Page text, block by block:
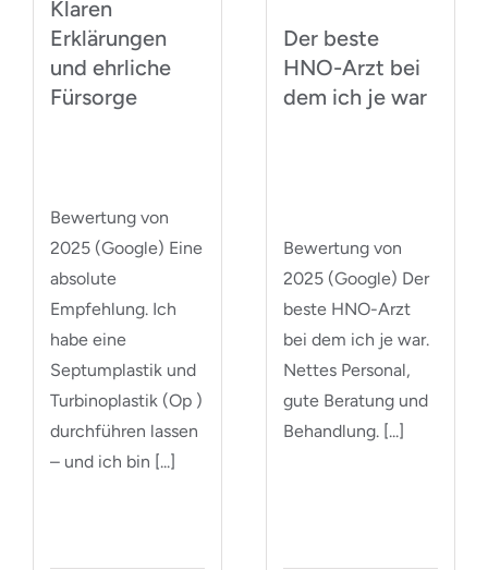
Klaren
Erklärungen
und ehrliche
Fürsorge
Bewertung von
2025 (Google) Eine
absolute
Empfehlung. Ich
habe eine
Septumplastik und
Turbinoplastik (Op )
durchführen lassen
– und ich bin [...]
Der beste
HNO-Arzt bei
dem ich je war
Bewertung von
2025 (Google) Der
beste HNO-Arzt
bei dem ich je war.
Nettes Personal,
gute Beratung und
Behandlung. [...]